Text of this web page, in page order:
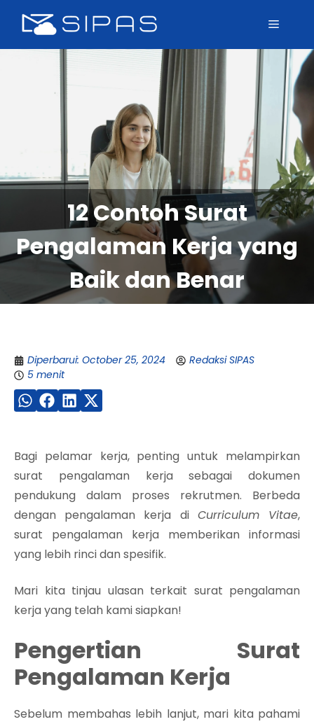
12 Contoh Surat
Pengalaman Kerja yang
Baik dan Benar
Diperbarui: October 25, 2024
Redaksi SIPAS
5 menit
Bagi pelamar kerja, penting untuk melampirkan
surat pengalaman kerja sebagai dokumen
pendukung dalam proses rekrutmen. Berbeda
dengan pengalaman kerja di Curriculum Vitae,
surat pengalaman kerja memberikan informasi
yang lebih rinci dan spesifik.
Mari kita tinjau ulasan terkait surat pengalaman
kerja yang telah kami siapkan!
Pengertian Surat
Pengalaman Kerja
Sebelum membahas lebih lanjut, mari kita pahami